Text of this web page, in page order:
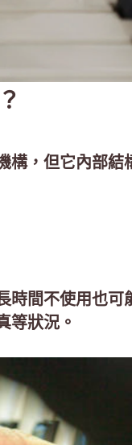
，但它內部結
時間不使用也
等狀況。